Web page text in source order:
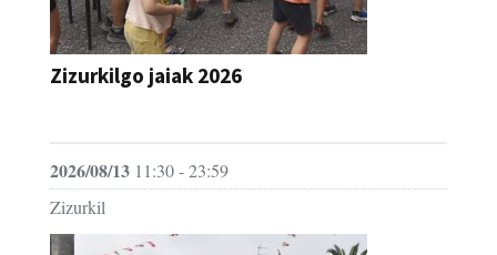
Zizurkilgo jaiak 2026
2026/08/13 11:30 - 23:59
Zizurkil